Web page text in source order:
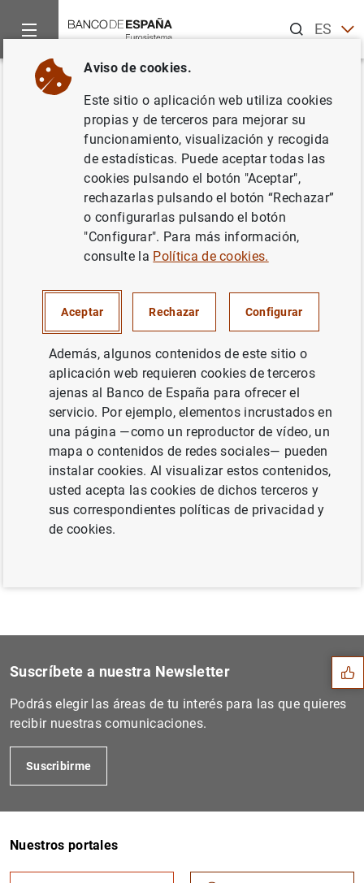
ESEN
Inicio Noticias y eventos
Volver
Balanza de pagos en
septiembre de 2011
SITUACIÓN ECONÓMICA
Balanza de pagos en septiembre de 2011
(141KB)
Anterior
Siguiente
Revista de Estabilidad Fina...
Sugerencias
Suscríbete a nuestra Newsletter
Podrás elegir las áreas de tu interés para las que quieres
recibir nuestras comunicaciones.
Suscribirme
Nuestros portales
Aviso de cookies.
Este sitio o aplicación web utiliza cookies
propias y de terceros para mejorar su
funcionamiento, visualización y recogida
de estadísticas. Puede aceptar todas las
cookies pulsando el botón "Aceptar",
rechazarlas pulsando el botón “Rechazar”
o configurarlas pulsando el botón
"Configurar". Para más información,
consulte la Política de cookies.
Aceptar Rechazar Configurar
Además, algunos contenidos de este sitio o
aplicación web requieren cookies de terceros
ajenas al Banco de España para ofrecer el
servicio. Por ejemplo, elementos incrustados en
una página —como un reproductor de vídeo, un
mapa o contenidos de redes sociales— pueden
instalar cookies. Al visualizar estos contenidos,
usted acepta las cookies de dichos terceros y
sus correspondientes políticas de privacidad y
de cookies.